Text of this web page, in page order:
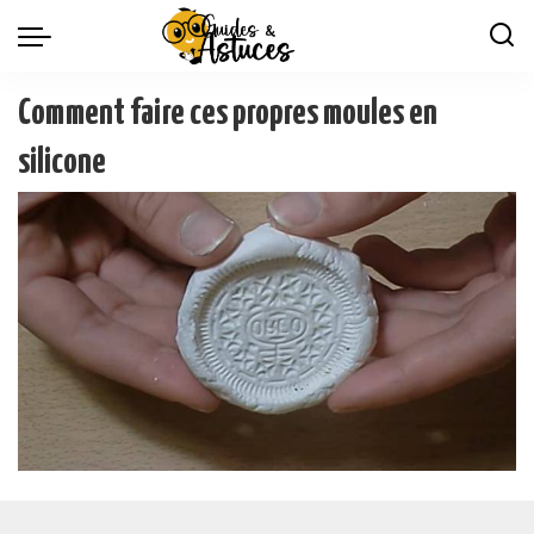
Comment faire ces propres moules en
silicone